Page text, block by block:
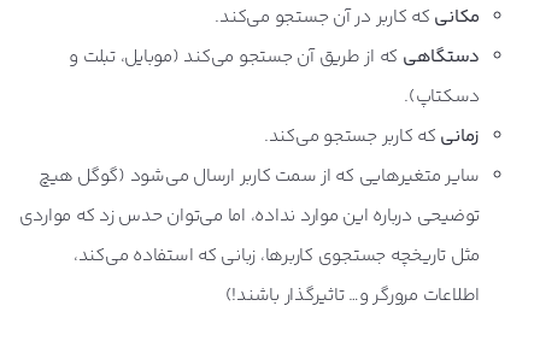
مکانی که کاربر در آن جستجو می‌کند.
دستگاهی که از طریق آن جستجو می‌کند (موبایل، تبلت و
دسکتاپ).
زمانی که کاربر جستجو می‌کند.
سایر متغیرهایی که از سمت کاربر ارسال می‌شود (گوگل هیچ
توضیحی درباره این موارد نداده، اما می‌توان حدس زد که مواردی
مثل تاریخچه جستجوی کاربرها، زبانی که استفاده می‌کند،
اطلاعات مرورگر و… تاثیرگذار باشند!)